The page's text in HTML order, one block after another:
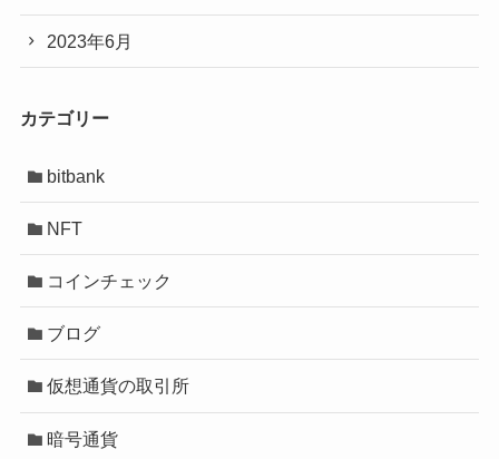
2023年6月
カテゴリー
bitbank
NFT
コインチェック
ブログ
仮想通貨の取引所
暗号通貨